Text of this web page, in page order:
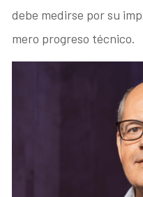
debe medirse por su
mero progreso técnico.